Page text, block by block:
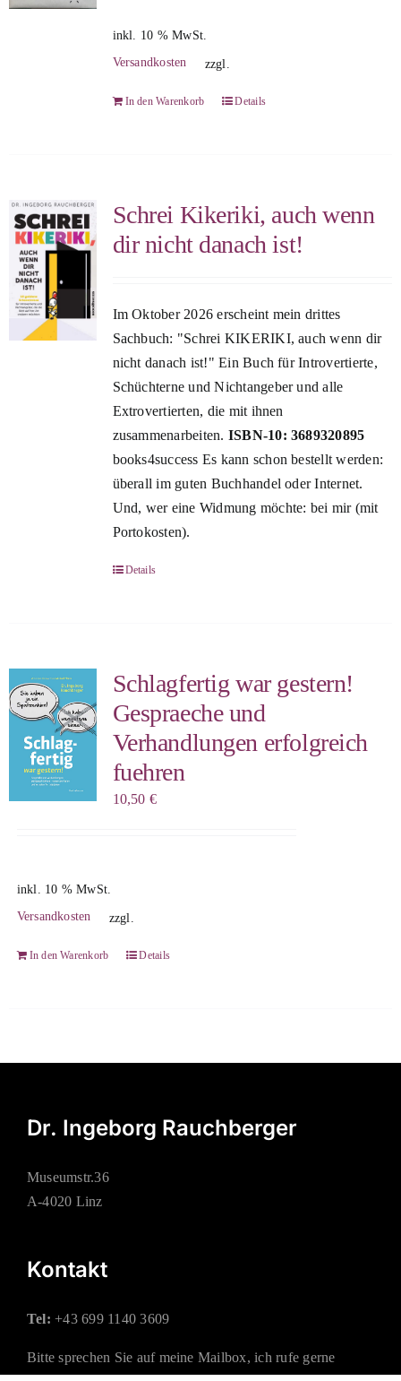
WooCommerce Warenkorb
inkl. 10 % MwSt.
zzgl.
Versandkosten
In den Warenkorb Details
Schrei Kikeriki, auch wenn
dir nicht danach ist!
Im Oktober 2026 erscheint mein drittes
Sachbuch: "Schrei KIKERIKI, auch wenn dir
nicht danach ist!" Ein Buch für Introvertierte,
Schüchterne und Nichtangeber und alle
Extrovertierten, die mit ihnen
zusammenarbeiten. ISBN-10: 3689320895
books4success Es kann schon bestellt werden:
überall im guten Buchhandel oder Internet.
Und, wer eine Widmung möchte: bei mir (mit
Portokosten).
Details
Schlagfertig war gestern!
Gespraeche und
Verhandlungen erfolgreich
fuehren
10,50 €
inkl. 10 % MwSt.
zzgl.
Versandkosten
In den Warenkorb Details
Dr. Ingeborg Rauchberger
Museumstr.36
A-4020 Linz
Kontakt
Tel: +43 699 1140 3609
Bitte sprechen Sie auf meine Mailbox, ich rufe gerne